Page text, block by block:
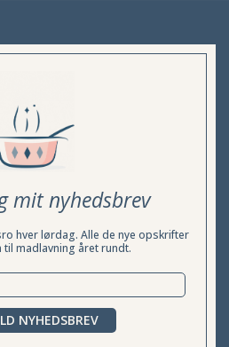
mit nyhedsbrev
hver lørdag. Alle de nye opskrifter
madlavning året rundt.
NYHEDSBREV